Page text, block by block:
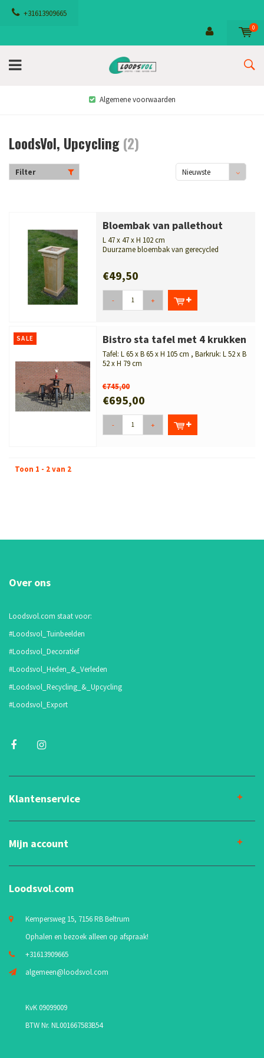
+31613909665
0
Algemene voorwaarden
LoodsVol, Upcycling (2)
Filter
Nieuwste
Bloembak van pallethout
L 47 x 47 x H 102 cm
Duurzame bloembak van gerecycled
€49,50
- +
SALE Bistro sta tafel met 4 krukken
Tafel: L 65 x B 65 x H 105 cm , Barkruk: L 52 x B
52 x H 79 cm
€745,00
€695,00
- +
Toon 1 - 2 van 2
Over ons
Loodsvol.com staat voor:
#Loodsvol_Tuinbeelden
#Loodsvol_Decoratief
#Loodsvol_Heden_&_Verleden
#Loodsvol_Recycling_&_Upcycling
#Loodsvol_Export
Klantenservice
Mijn account
Loodsvol.com
Kempersweg 15, 7156 RB Beltrum
Ophalen en bezoek alleen op afspraak!
+31613909665
algemeen@loodsvol.com
KvK 09099009
BTW Nr. NL001667583B54